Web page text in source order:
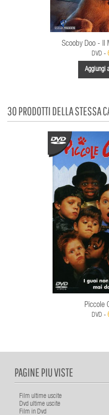
Scooby Doo - Il
DVD -
Aggiungi
30 PRODOTTI DELLA STESSA
Piccole
DVD -
PAGINE PIU VISTE
Film ultime uscite
Dvd ultime uscite
Film in Dvd